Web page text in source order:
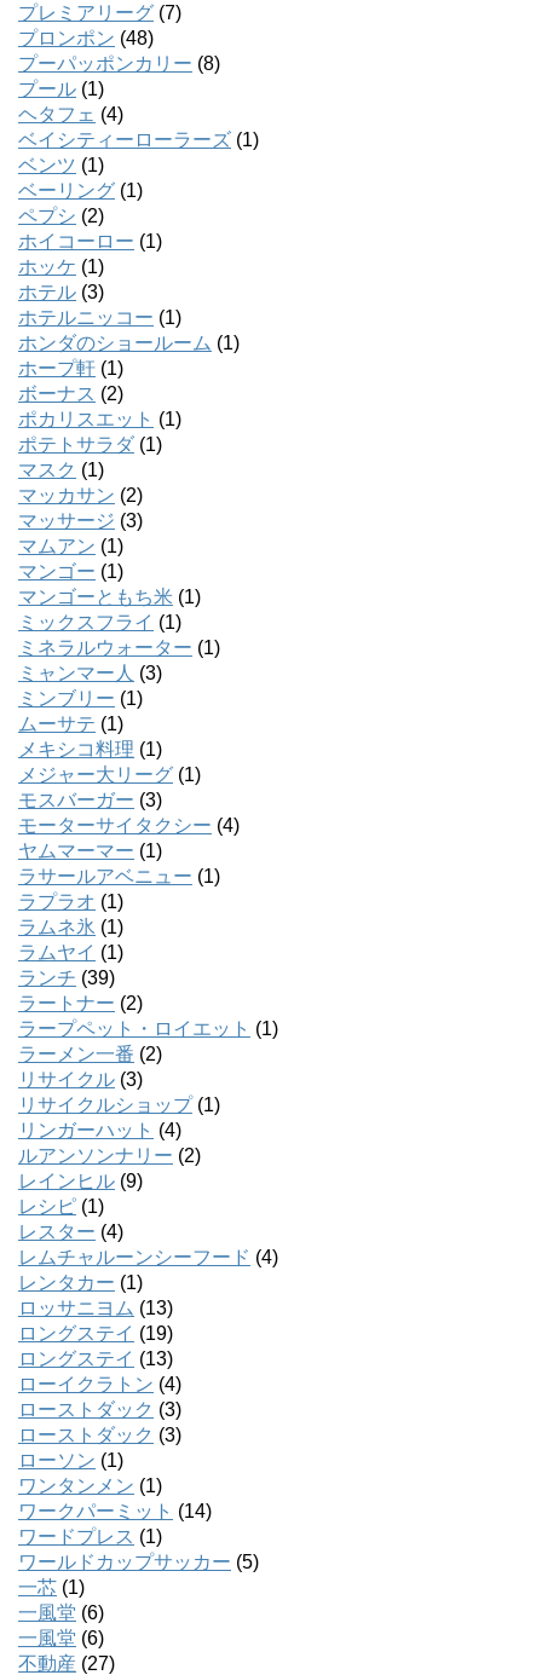
プレミアリーグ (7)
プロンポン (48)
プーパッポンカリー (8)
プール (1)
ヘタフェ (4)
ベイシティーローラーズ (1)
ベンツ (1)
ベーリング (1)
ペプシ (2)
ホイコーロー (1)
ホッケ (1)
ホテル (3)
ホテルニッコー (1)
ホンダのショールーム (1)
ホープ軒 (1)
ボーナス (2)
ポカリスエット (1)
ポテトサラダ (1)
マスク (1)
マッカサン (2)
マッサージ (3)
マムアン (1)
マンゴー (1)
マンゴーともち米 (1)
ミックスフライ (1)
ミネラルウォーター (1)
ミャンマー人 (3)
ミンブリー (1)
ムーサテ (1)
メキシコ料理 (1)
メジャー大リーグ (1)
モスバーガー (3)
モーターサイタクシー (4)
ヤムマーマー (1)
ラサールアベニュー (1)
ラプラオ (1)
ラムネ氷 (1)
ラムヤイ (1)
ランチ (39)
ラートナー (2)
ラープペット・ロイエット (1)
ラーメン一番 (2)
リサイクル (3)
リサイクルショップ(1)
リンガーハット (4)
ルアンソンナリー (2)
レインヒル (9)
レシピ (1)
レスター (4)
レムチャルーンシーフード (4)
レンタカー (1)
ロッサニヨム (13)
ロングステイ (19)
ロングステイ (13)
ローイクラトン (4)
ローストダック (3)
ローストダック (3)
ローソン (1)
ワンタンメン (1)
ワークパーミット (14)
ワードプレス (1)
ワールドカップサッカー (5)
一芯 (1)
一風堂 (6)
一風堂 (6)
不動産 (27)